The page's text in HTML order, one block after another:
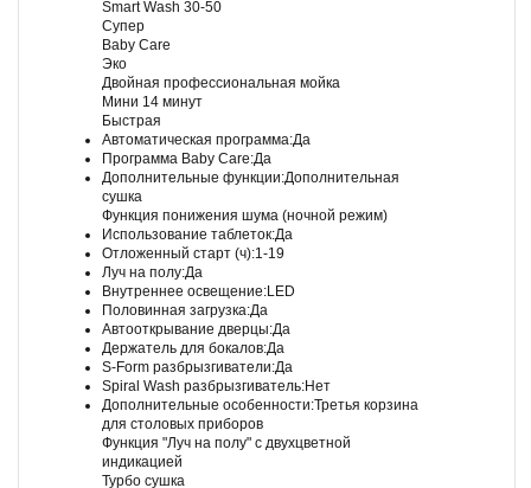
Smart Wash 30-50
Супер
Baby Care
Эко
Двойная профессиональная мойка
Мини 14 минут
Быстрая
Автоматическая программа:Да
Программа Baby Care:Да
Дополнительные функции:Дополнительная
сушка
Функция понижения шума (ночной режим)
Использование таблеток:Да
Отложенный старт (ч):1-19
Луч на полу:Да
Внутреннее освещение:LED
Половинная загрузка:Да
Автооткрывание дверцы:Да
Держатель для бокалов:Да
S-Form разбрызгиватели:Да
Spiral Wash разбрызгиватель:Нет
Дополнительные особенности:Третья корзина
для столовых приборов
Функция "Луч на полу" с двухцветной
индикацией
Турбо сушка